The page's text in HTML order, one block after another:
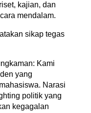
kajian, dan
mendalam.
sikap tegas
Kami
yang
Narasi
politik yang
kegagalan